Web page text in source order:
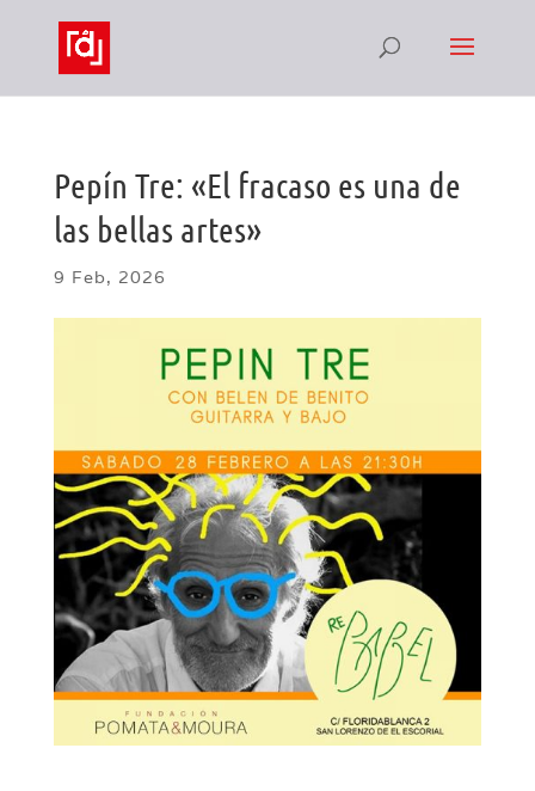
Pepín Tre: «El fracaso es una de
las bellas artes»
9 Feb, 2026